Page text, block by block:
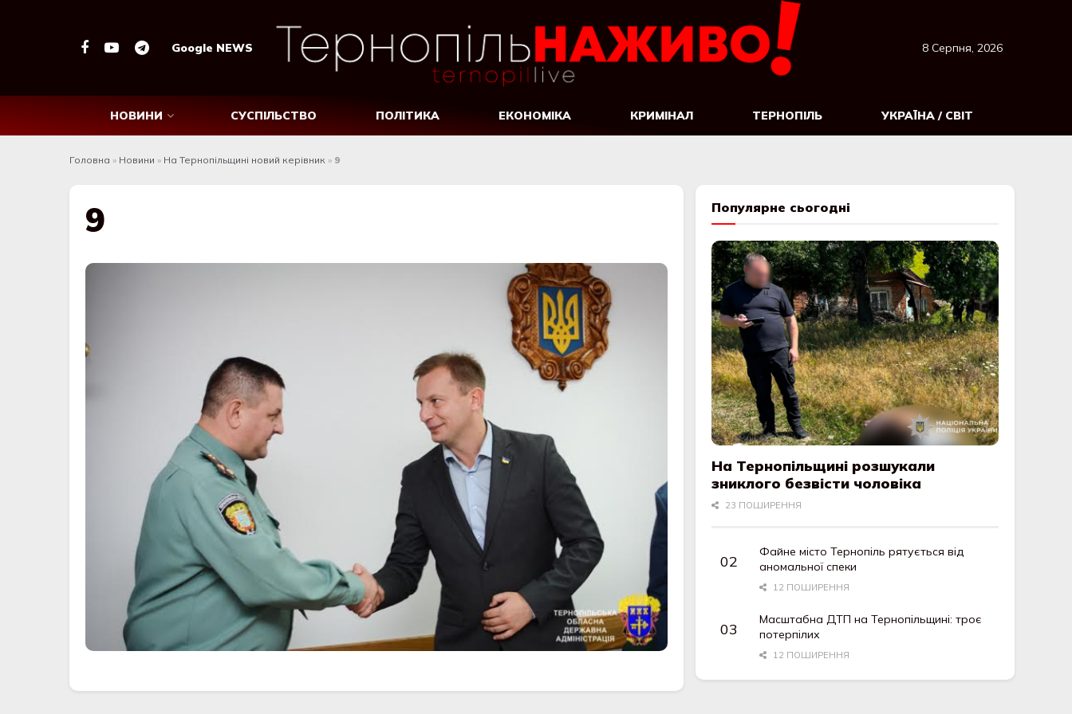
Google NEWS 8 Серпня, 2026
НОВИНИ СУСПІЛЬСТВО ПОЛІТИКА ЕКОНОМІКА КРИМІНАЛ ТЕРНОПІЛЬ УКРАЇНА / СВІТ
Головна » Новини » На Тернопільщині новий керівник » 9
9 Популярне сьогодні
На Тернопільщині розшукали
зниклого безвісти чоловіка
23 ПОШИРЕННЯ
Файне місто Тернопіль рятується від
аномальної спеки
12 ПОШИРЕННЯ
Масштабна ДТП на Тернопільщині: троє
потерпілих
12 ПОШИРЕННЯ